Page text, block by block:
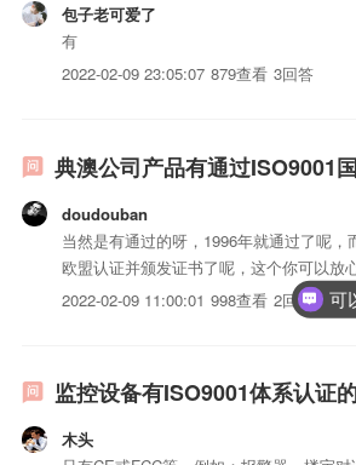
包子老可爱了
有
2022-02-09 23:05:07 879查看 3回答
典澳公司产品有通过ISO9001
doudouban
当然是有通过的呀，1996年就通过了呢，
欧盟认证并颁发证书了呢，这个你可以放
的，生产出的iso三体系认证也是很安全
朋友都在用它们公司的化妆品呢，而且含
2022-02-09 11:00:01 998查看 2回答
监控设备有ISO9001体系认证
木头